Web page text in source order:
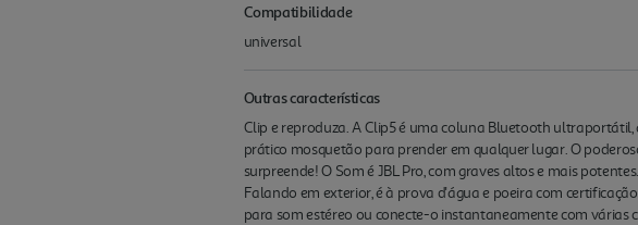
Compatibilidade
universal
Outras características
Clip e reproduza. A Clip5 é uma coluna Bluetooth
prático mosquetão para prender em qualquer lugar. O
surpreende! O Som é JBL Pro, com graves altos e mais
Falando em exterior, é à prova d'água e poeira com
para som estéreo ou conecte-o instantaneamente com